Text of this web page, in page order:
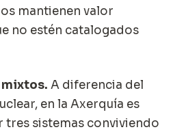
mantienen valor
no estén catalogados
A diferencia del
en la Axerquía es
tres sistemas conviviendo